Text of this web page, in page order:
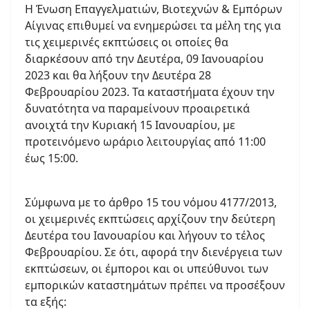
Η Ένωση Επαγγελματιών, Βιοτεχνών & Εμπόρων
Αίγινας επιθυμεί να ενημερώσει τα μέλη της για
τις χειμερινές εκπτώσεις οι οποίες θα
διαρκέσουν από την Δευτέρα, 09 Ιανουαρίου
2023 και θα λήξουν την Δευτέρα 28
Φεβρουαρίου 2023. Τα καταστήματα έχουν την
δυνατότητα να παραμείνουν προαιρετικά
ανοιχτά την Κυριακή 15 Ιανουαρίου, με
προτεινόμενο ωράριο λειτουργίας από 11:00
έως 15:00.
Σύμφωνα με το άρθρο 15 του νόμου 4177/2013,
οι χειμερινές εκπτώσεις αρχίζουν την δεύτερη
Δευτέρα του Ιανουαρίου και λήγουν το τέλος
Φεβρουαρίου. Σε ότι, αφορά την διενέργεια των
εκπτώσεων, οι έμποροι και οι υπεύθυνοι των
εμπορικών καταστημάτων πρέπει να προσέξουν
τα εξής: